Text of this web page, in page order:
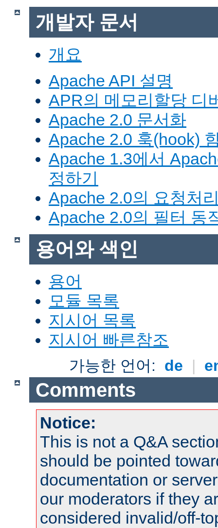
개발자 문서
개요
Apache API 설명
APR의 메모리할당 디
Apache 2.0 문서화
Apache 2.0 훅(hook)
Apache 1.3에서
정하기
Apache 2.0의 요청처
Apache 2.0의 필터 동
용어와 색인
용어
모듈 목록
지시어 목록
지시어 빠른참조
가능한 언어: de |
Comments
Notice:
This is not a Q&A
should be pointed
documentation or
our moderators if they
considered invalid/off-